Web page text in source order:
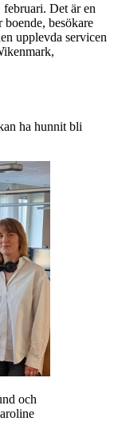
Det är en
besökare
upplevda servicen
ha hunnit bli
och